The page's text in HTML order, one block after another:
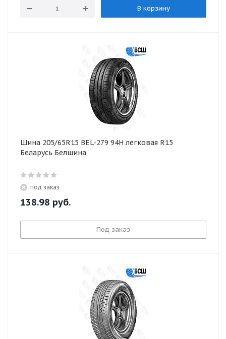
В корзину
Шина 205/65R15 BEL-279 94H легковая R15
Беларусь Белшина
под заказ
138.98 руб.
Под заказ